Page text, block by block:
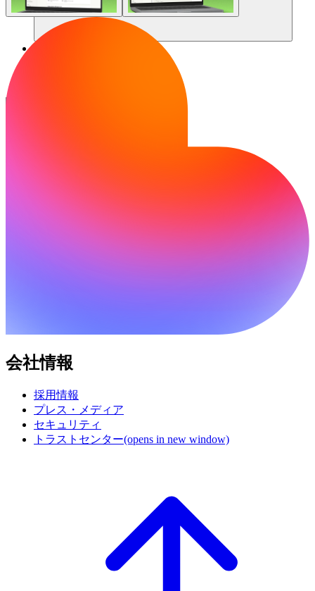
会社情報
採用情報
プレス・メディア
セキュリティ
トラストセンター(opens in new window)